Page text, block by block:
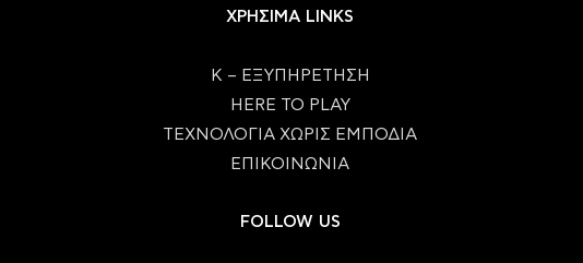
ΧΡΗΣΙΜΑ LINKS
Κ – ΕΞΥΠΗΡΕΤΗΣΗ
HERE TO PLAY
ΤΕΧΝΟΛΟΓΙΑ ΧΩΡΙΣ ΕΜΠΟΔΙΑ
ΕΠΙΚΟΙΝΩΝΙΑ
FOLLOW US